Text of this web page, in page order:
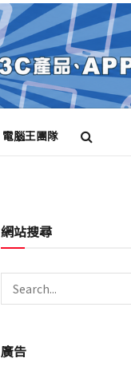
電腦王團隊
網站搜尋
廣告